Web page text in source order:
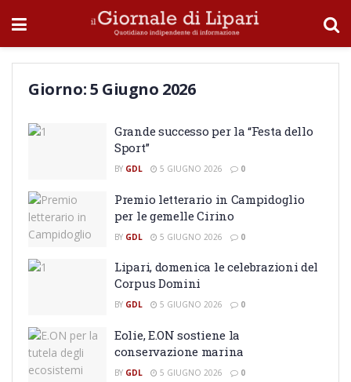
Giorno:5 Giugno 2026
Grande successo per la “Festa dello
Sport”
BY GDL 5 GIUGNO 2026 0
​Premio letterario in Campidoglio
per le gemelle Cirino
BY GDL 5 GIUGNO 2026 0
Lipari, domenica le celebrazioni del
Corpus Domini
BY GDL 5 GIUGNO 2026 0
Eolie, E.ON sostiene la
conservazione marina
BY GDL 5 GIUGNO 2026 0